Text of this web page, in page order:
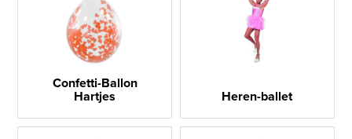
Confetti-Ballon
Hartjes
Heren-ballet